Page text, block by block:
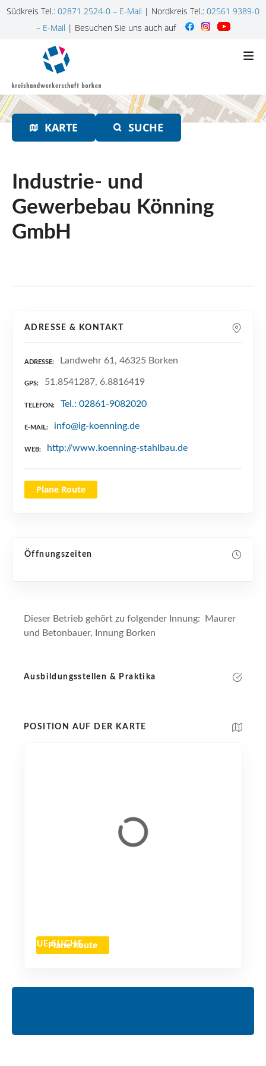
Südkreis Tel.: 02871 2524-0 – E-Mail | Nordkreis Tel.: 02561 9389-0
– E-Mail | Besuchen Sie uns auch auf
n
h
KARTE SUCHE
Industrie- und
Gewerbebau Könning
GmbH
ADRESSE & KONTAKT
ADRESSE Landwehr 61, 46325 Borken
GPS 51.8541287, 6.8816419
TELEFON Tel.: 02861-9082020
E-MAIL info@ig-koenning.de
WEB http://www.koenning-stahlbau.de
Plane Route
Öffnungszeiten
Dieser Betrieb gehört zu folgender Innung: Maurer
und Betonbauer, Innung Borken
Ausbildungsstellen & Praktika
POSITION AUF DER KARTE
Plane Route
NEUE SUCHE